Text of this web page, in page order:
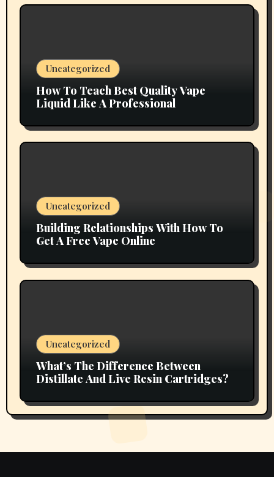
Uncategorized
How To Teach Best Quality Vape
Liquid Like A Professional
Uncategorized
Building Relationships With How To
Get A Free Vape Online
Uncategorized
What’s The Difference Between
Distillate And Live Resin Cartridges?